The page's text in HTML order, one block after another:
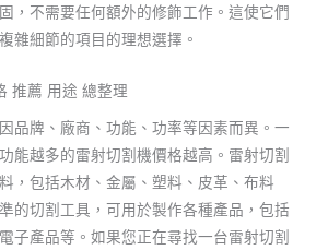
，不需要任何額外的修飾工作。這使它們
雜細節的項目的理想選擇。
推薦 用途 總整理
品牌、廠商、功能、功率等因素而異。一
能越多的雷射切割機價格越高。雷射切割
，包括木材、金屬、塑料、皮革、布料
的切割工具，可用於製作各種產品，包括
子產品等。如果您正在尋找一台雷射切割